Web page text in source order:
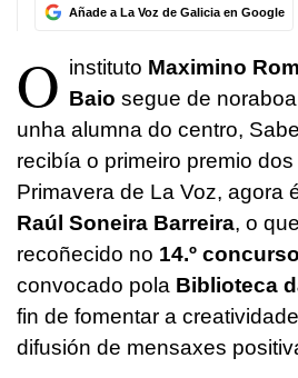
Añade a La Voz de Galicia en Google
O instituto Maximino
Baio segue de
unha alumna do centro,
recibía o primeiro premio
Primavera de La Voz, agora
Raúl Soneira Barreira, o
recoñecido no 14.º
convocado pola Biblioteca
fin de fomentar a
difusión de mensaxes